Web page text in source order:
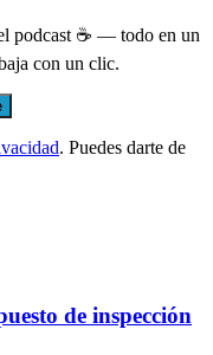
podcast ☕ — todo en un
con un clic.
. Puedes darte de
de inspección